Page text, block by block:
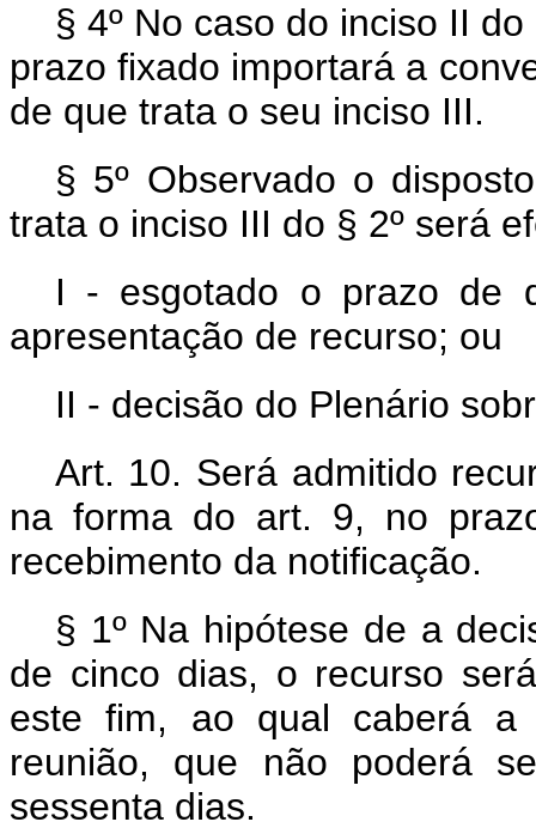
§ 4º No caso do inciso II
prazo fixado importará a
de que trata o seu inciso III.
§ 5º Observado o
trata o inciso III do § 2º será
I - esgotado o prazo de
apresentação de recurso; ou
II - decisão do Plenário
Art. 10. Será admitido
na forma do art. 9, no
recebimento da notificação.
§ 1º Na hipótese de a
de cinco dias, o recurso
este fim, ao qual caberá a
reunião, que não poderá
sessenta dias.